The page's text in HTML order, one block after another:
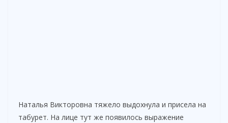
Наталья Викторовна тяжело выдохнула и присела на
табурет. На лице тут же появилось выражение